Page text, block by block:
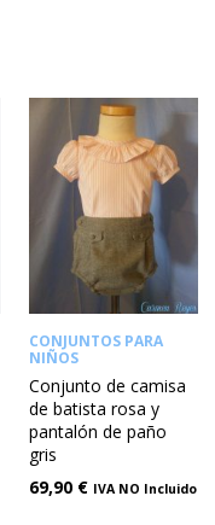
CONJUNTOS PARA
NIÑOS
Conjunto de camisa
de batista rosa y
pantalón de paño
gris
69,90 € IVA NO Incluido